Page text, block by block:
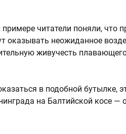
читатели поняли, что
оказывать неожиданное
живучесть
в подобной бутылке,
на Балтийской косе —